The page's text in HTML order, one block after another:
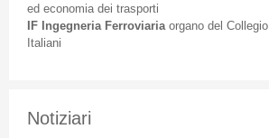
ed economia dei trasporti
IF Ingegneria Ferroviaria organodel Collegio
Italiani
Notiziari